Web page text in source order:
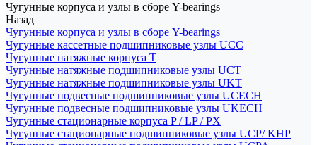
Чугунные корпуса и узлы в сборе Y-bearings
Назад
Чугунные корпуса и узлы в сборе Y-bearings
Чугунные кассетные подшипниковые узлы UCC
Чугунные натяжные корпуса T
Чугунные натяжные подшипниковые узлы UCT
Чугунные натяжные подшипниковые узлы UKT
Чугунные подвесные подшипниковые узлы UCECH
Чугунные подвесные подшипниковые узлы UKECH
Чугунные стационарные корпуса P / LP / PX
Чугунные стационарные подшипниковые узлы UCP/ KHP